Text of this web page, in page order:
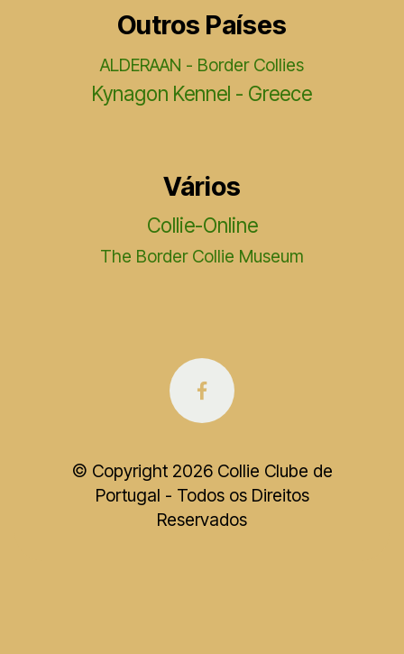
Outros Países
ALDERAAN - Border Collies
Kynagon Kennel - Greece
Vários
Collie-Online
The Border Collie Museum
© Copyright 2026 Collie Clube de
Portugal - Todos os Direitos
Reservados